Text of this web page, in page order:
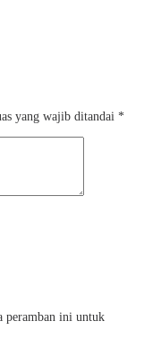
yang wajib ditandai *
peramban ini untuk